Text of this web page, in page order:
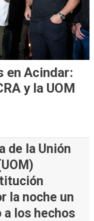
en Acindar:
y la UOM
de la Unión
la noche un
los hechos